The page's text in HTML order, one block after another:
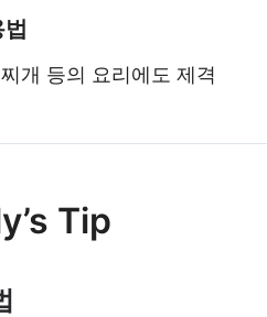
개 등의 요리에도 제격
Tip